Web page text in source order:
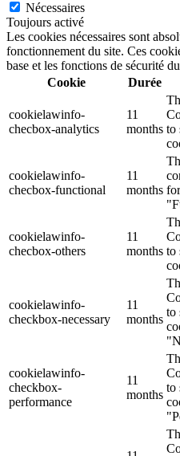
Nécessaires
Toujours activé
Les cookies nécessaires sont
fonctionnement du site. Ces
base et les fonctions de sécurité
Cookie
Durée
cookielawinfo-
checbox-analytics
11
months to
cookielawinfo-
checbox-functional
11
months
cookielawinfo-
checbox-others
11
months to
cookielawinfo-
checkbox-necessary
11
months
to
cookielawinfo-
checkbox-
performance
11
months
to